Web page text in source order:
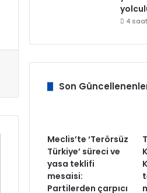
4
Son
Meclis’te ‘Terörsüz
Türkiye’ süreci ve
yasa teklifi
mesaisi:
Partilerden çarpıcı